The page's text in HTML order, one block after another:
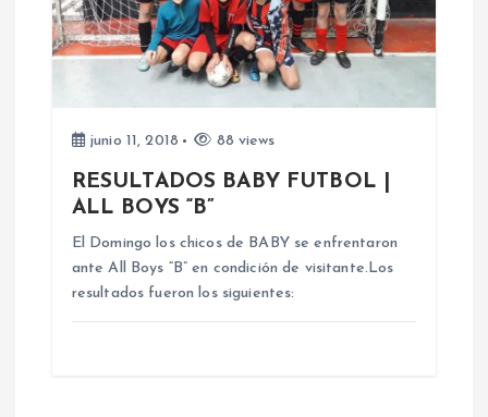
junio 11, 2018 88 views
RESULTADOS BABY FUTBOL |
ALL BOYS “B”
El Domingo los chicos de BABY se enfrentaron
ante All Boys “B” en condición de visitante.Los
resultados fueron los siguientes: